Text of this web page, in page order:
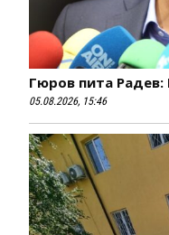
Гюров пита
05.08.2026, 15:46